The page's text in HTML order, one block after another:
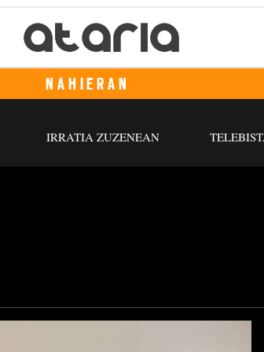
NAHIERAN
IRRATIA ZUZENEAN